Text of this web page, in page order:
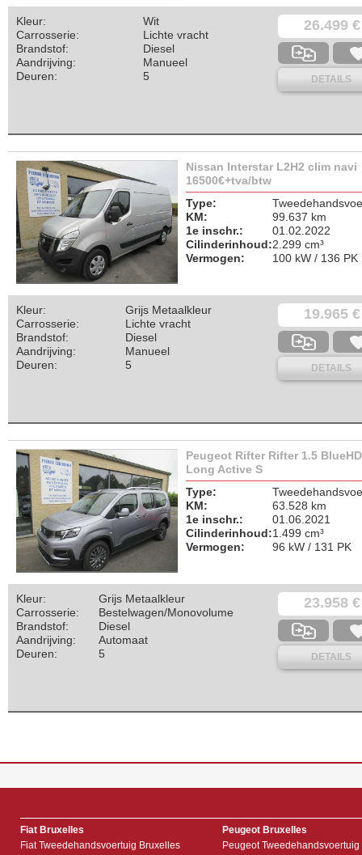
26.499 €
DETAILS
Kleur:
Wit
Carrosserie:
Lichte vracht
Brandstof:
Diesel
Aandrijving:
Manueel
Deuren:
5
Nissan Interstar L2H2 clim navi
16500€+tva/btw
Type:
KM:
99.637 km
1e inschr.:
01.02.2022
Cilinderinhoud:2.299 cm³
Vermogen:
100 kW / 136 PK
19.965 €
DETAILS
Kleur:
Grijs Metaalkleur
Carrosserie:
Lichte vracht
Brandstof:
Diesel
Aandrijving:
Manueel
Deuren:
5
Peugeot Rifter Rifter 1.5
Long Active S
Type:
KM:
63.528 km
1e inschr.:
01.06.2021
Cilinderinhoud:1.499 cm³
Vermogen:
96 kW / 131 PK
23.958 €
DETAILS
Kleur:
Grijs Metaalkleur
Carrosserie:
Bestelwagen/Monovolume
Brandstof:
Diesel
Aandrijving:
Automaat
Deuren:
5
Fiat Bruxelles
Fiat Tweedehandsvoertuig Bruxelles
Peugeot Bruxelles
Peugeot